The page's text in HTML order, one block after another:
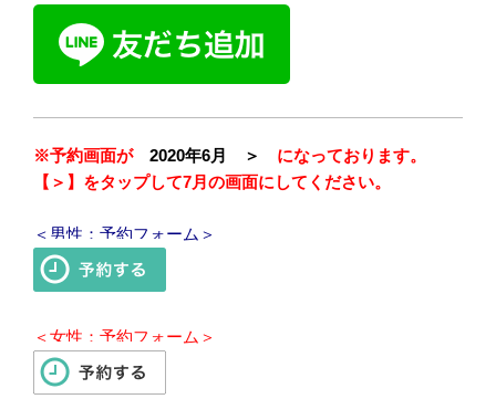
※予約画面が 2020年6月 ＞
になっております。
【＞】をタップして7月の画面にしてください。
＜男性：予約フォーム＞
＜女性：予約フォーム＞